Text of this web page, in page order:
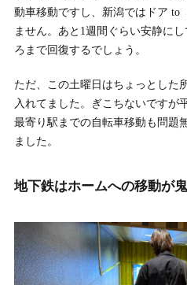
動車移動ですし、新潟ではドア to
ません。あと1週間ぐらい安静に
ろまで回復するでしょう。
ただ、この土曜日はちょっとした
入れてました。ぎこちないですが
最寄り駅までの自転車移動も問題
ました。
地下鉄はホームへの移動が